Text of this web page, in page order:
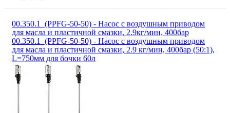
00.350.1_(PPFG-50-50) - Насос с воздушным приводом
для масла и пластичной смазки, 2.9кг/мин, 400бар
00.350.1_(PPFG-50-50) - Насос с воздушным приводом
для масла и пластичной смазки, 2.9 кг/мин, 400бар (50:1),
L=750мм для бочки 60л